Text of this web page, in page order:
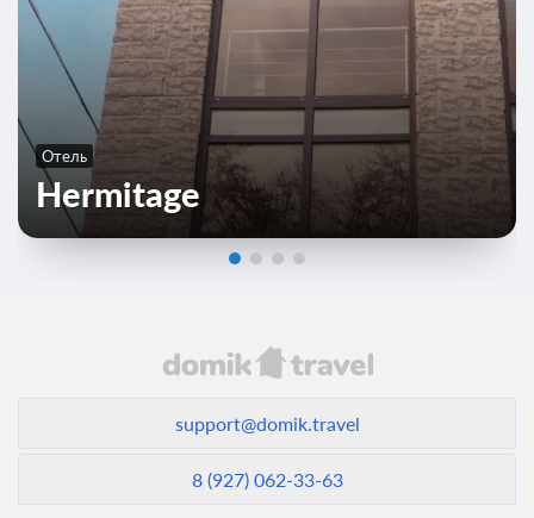
Стандартный двухместный номер с 2
отдельными кроватями
15м 2
Телевизор
Ванная комната в номере
Общая ванная комната
Завтрак
Отель
Hermitage
support@domik.travel
8 (927) 062-33-63